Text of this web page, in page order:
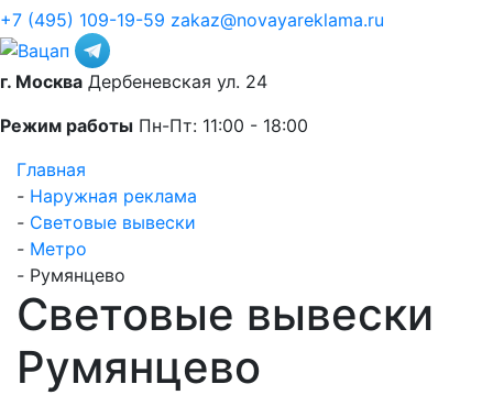
+7 (495) 109-19-59 zakaz@novayareklama.ru
г. Москва Дербеневская ул. 24
Режим работы Пн-Пт: 11:00 - 18:00
Главная
- Наружная реклама
- Световые вывески
- Метро
- Румянцево
Световые вывески
Румянцево